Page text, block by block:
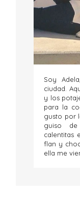
Soy
ciudad.
y los
para la
gusto por
guiso
calentitas
flan y
ella me